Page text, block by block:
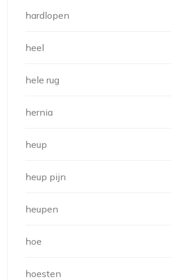
hardlopen
heel
hele rug
hernia
heup
heup pijn
heupen
hoe
hoesten